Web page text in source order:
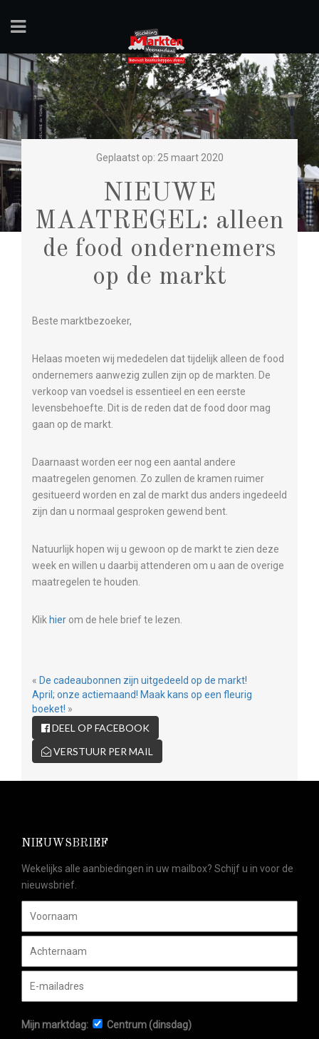
Geplaatst op: 25 maart 2020
NIEUWE
MAATREGEL: alleen
de food ondernemers
op de markt
Beste marktbezoeker,
Helaas moeten wij mededelen dat tijdelijk alleen de food
ondernemers aanwezig zullen zijn op de markten. De
verkoop van voedsel is essentieel en een eerste
levensbehoefte. Dit is de reden dat de food door mag
gaan op de markt.
Daarnaast worden eer nog een aantal andere
maatregelen genomen. Zo zullen de kramen ruimer
gesitueerd worden en zal de markt dus anders ingedeeld
zijn dan u normaal gesproken gewend bent.
Natuurlijk hopen wij u gewoon op de markt te zien deze
week en willen u daarbij attenderen om u aan de overige
maatregelen te houden.
Klik hier om de hele brief te lezen.
« De cadeaubonnen zijn uitgedeeld op de markt!
April; onze actiemaand! Maak kans op een fleurig
boeket! »
DEEL OP FACEBOOK
VERSTUUR PER MAIL
NIEUWSBRIEF
Wekelijks alle aanbiedingen in uw mailbox? Schijf u in voor de
nieuwsbrief.
Mijn marktdag:
Centrum (dinsdag)